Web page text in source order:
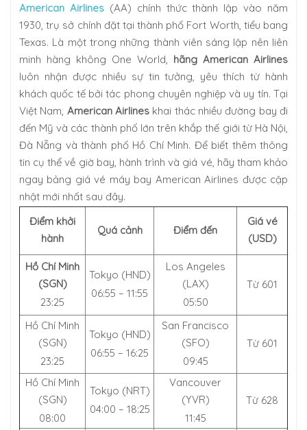
American Airlines(AA) chính thức thành lập vào năm
1930, trụ sở chính đặt tại thành phố Fort Worth, tiểu bang
Texas. Là một trong những thành viên sáng lập nên liên
minh hàng không One World, hãng American Airlines
luôn nhận được nhiều sự tin tưởng, yêu thích từ hành
khách quốc tế bởi tác phong chuyên nghiệp và uy tín. Tại
Việt Nam, American Airlines khai thác nhiều đường bay đi
đến Mỹ và các thành phố lớn trên khắp thế giới từ Hà Nội,
Đà Nẵng và thành phố Hồ Chí Minh. Để biết thêm thông
tin cụ thể về giờ bay, hành trình và giá vé, hãy tham khảo
ngay bảng giá vé máy bay American Airlines được cập
nhật mới nhất sau đây.
Điểm khởi
hành
Quá cảnh Điểm đến
Giá vé
(USD)
Hồ Chí Minh
(SGN)
23:25
Tokyo (HND)
06:55 – 11:55
Los Angeles
(LAX)
05:50
Từ 601
Hồ Chí Minh
(SGN)
23:25
Tokyo (HND)
06:55 – 16:25
San Francisco
(SFO)
09:45
Từ 601
Hồ Chí Minh
(SGN)
08:00
Tokyo (NRT)
04:00 – 18:25
Vancouver
(YVR)
11:45
Từ 628